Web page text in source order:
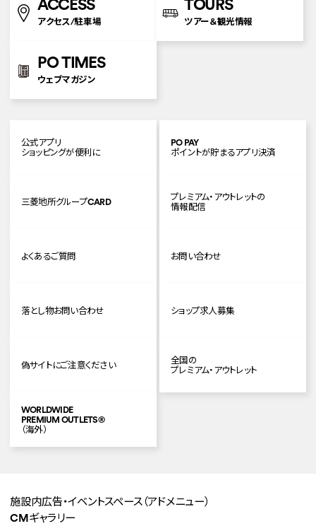
ACCESS
アクセス/駐車場
TOURS
ツアー＆観光情報
PO TIMES
ウェブマガジン
公式アプリ
ショッピングが便利に
PO PAY
ポイントが貯まるアプリ決済
三菱地所グループCARD
プレミアム・アウトレットの
情報配信
よくあるご質問 お問い合わせ
落とし物お問い合わせ ショップ求人募集
偽サイトにご注意ください
全国の
プレミアム・アウトレット
WORLDWIDE
PREMIUM OUTLETS®
（海外）
施設内広告・イベントスペース （アドメニュー）
CMギャラリー